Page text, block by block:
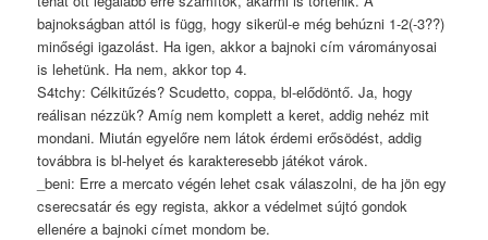
bajnokságban attól is függ, hogy sikerül-e még behúzni 1-2(-3??)
minőségi igazolást. Ha igen, akkor a bajnoki cím várományosai
is lehetünk. Ha nem, akkor top 4.
S4tchy: Célkitűzés? Scudetto, coppa, bl-elődöntő. Ja, hogy
reálisan nézzük? Amíg nem komplett a keret, addig nehéz mit
mondani. Miután egyelőre nem látok érdemi erősödést, addig
továbbra is bl-helyet és karakteresebb játékot várok.
_beni: Erre a mercato végén lehet csak válaszolni, de ha jön egy
cserecsatár és egy regista, akkor a védelmet sújtó gondok
ellenére a bajnoki címet mondom be.